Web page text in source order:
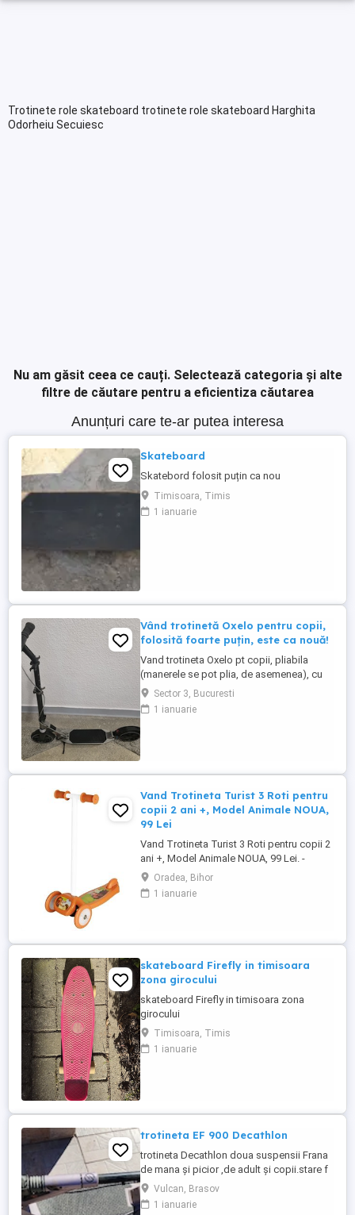
Trotinete role skateboard trotinete role skateboard Harghita
Odorheiu Secuiesc
Nu am găsit ceea ce cauți. Selectează categoria și alte
filtre de căutare pentru a eficientiza căutarea
Anunțuri care te-ar putea interesa
Skateboard
Skatebord folosit puțin ca nou
Timisoara, Timis
1 ianuarie
Vând trotinetă Oxelo pentru copii,
folosită foarte puțin, este ca nouă!
Vand trotineta Oxelo pt copii, pliabila
(manerele se pot plia, de asemenea), cu
cric, doua tipuri de frana (de mana la
ghidon si spate de picior) Trotineta este
in stare perfectă de functionare, a fost
Sector 3, Bucuresti
1 ianuarie
Vand Trotineta Turist 3 Roti pentru
copii 2 ani +, Model Animale NOUA,
99 Lei
Vand Trotineta Turist 3 Roti pentru copii 2
ani +, Model Animale NOUA, 99 Lei. -
Trotineta Turist cu 3 Roti ( 2 roti in fata si o
roata in spate), recomandat pentru copii
peste 2 ani +, Modelul este cu Animale -
necesita asamblare Contine ...
Oradea, Bihor
1 ianuarie
skateboard Firefly in timisoara
zona girocului
skateboard Firefly in timisoara zona
girocului
Timisoara, Timis
1 ianuarie
trotineta EF 900 Decathlon
trotineta Decathlon doua suspensii Frana
de mana și picior ,de adult și copii.stare f
bunaVulcan, Brasov
1 ianuarie